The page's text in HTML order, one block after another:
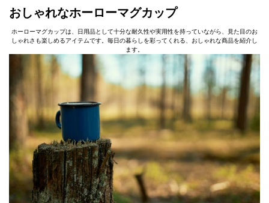
おしゃれなホーローマグカップ
ホーローマグカップは、日用品として十分な耐久性や実用性を持っていながら、見た目のお
しゃれさも楽しめるアイテムです。毎日の暮らしを彩ってくれる、おしゃれな商品を紹介し
ます。